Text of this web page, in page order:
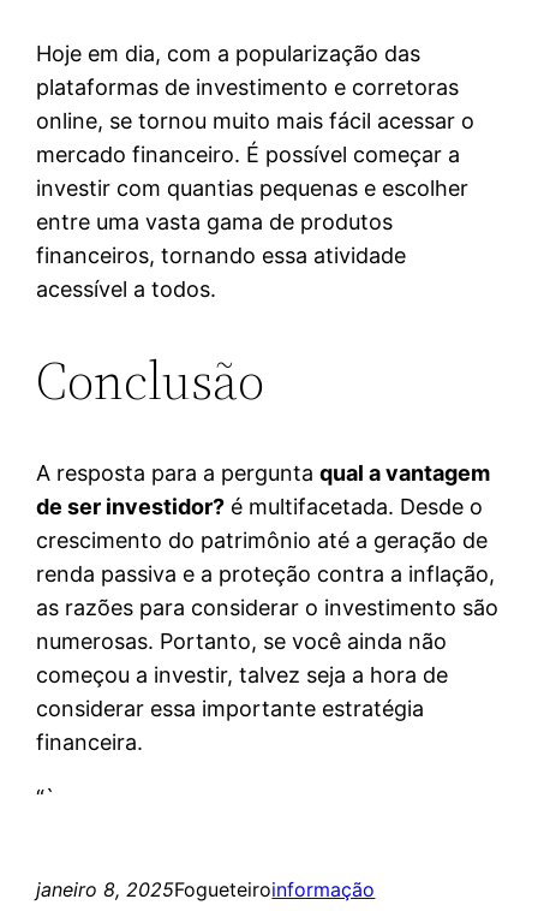
Hoje em dia, com a popularização das
plataformas de investimento e corretoras
online, se tornou muito mais fácil acessar o
mercado financeiro. É possível começar a
investir com quantias pequenas e escolher
entre uma vasta gama de produtos
financeiros, tornando essa atividade
acessível a todos.
Conclusão
A resposta para a perguntaqual a vantagem
de ser investidor? é multifacetada. Desde o
crescimento do patrimônio até a geração de
renda passiva e a proteção contra a inflação,
as razões para considerar o investimento são
numerosas. Portanto, se você ainda não
começou a investir, talvez seja a hora de
considerar essa importante estratégia
financeira.
“`
janeiro 8, 2025Fogueteiroinformação